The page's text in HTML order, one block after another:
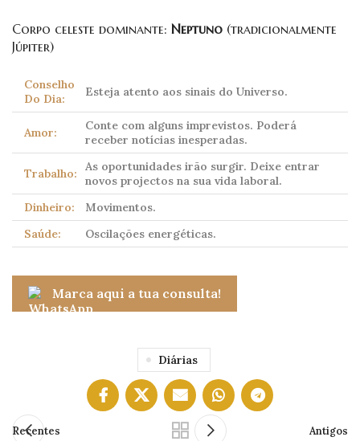
Corpo celeste dominante: Neptuno (tradicionalmente
Júpiter)
Conselho
Do Dia:
Esteja atento aos sinais do Universo.
Amor:
Conte com alguns imprevistos. Poderá
receber notícias inesperadas.
Trabalho:
As oportunidades irão surgir. Deixe entrar
novos projectos na sua vida laboral.
Dinheiro:
Movimentos.
Saúde:
Oscilações energéticas.
Marca aqui a tua consulta!
Diárias
Recentes Antigos